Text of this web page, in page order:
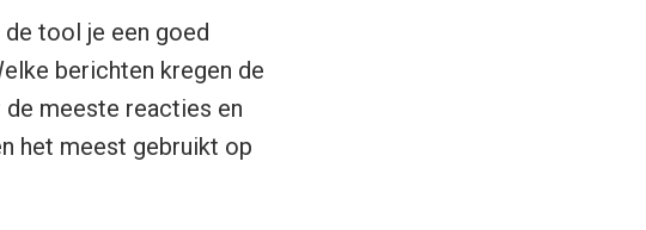
tool je een goed
berichten kregen de
meeste reacties en
het meest gebruikt op